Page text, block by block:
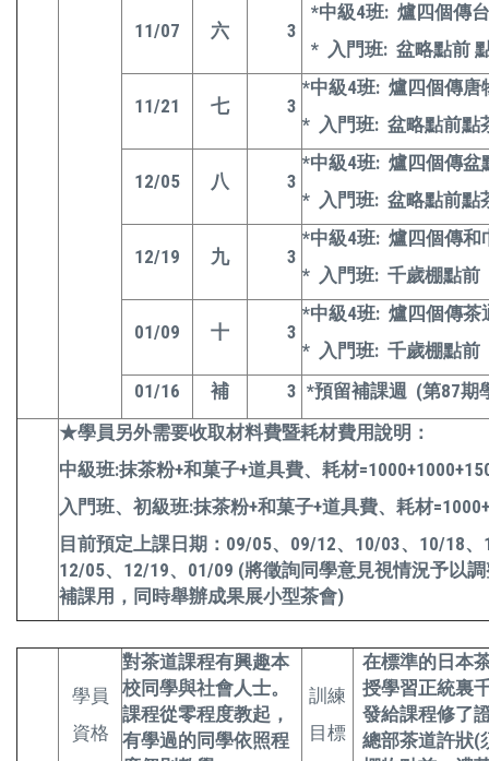
11/07 六 3
*中級4班: 爐四個傳
* 入門班: 盆略點前
11/21 七 3
*中級4班: 爐四個傳唐
* 入門班: 盆略點前點
12/05 八 3
*中級4班: 爐四個傳盆
* 入門班: 盆略點前點
12/19 九 3
*中級4班: 爐四個傳和
* 入門班: 千歲棚點前
01/09 十 3
*中級4班: 爐四個傳茶
* 入門班: 千歲棚點前
01/16
補 3 *預留補課週 (第87期
★學員另外需要收取材料費暨耗材費用說明：
中級班:抹茶粉+和菓子+道具費、耗材
入門班、初級班:抹茶粉+和菓子+道具費、耗材
目前預定上課日期：09/05、09/12、10/03、10/18
12/05、12/19、01/09 (將徵詢同學意見視情況予以
補課用，同時舉辦成果展小型茶會)
學員
資格
對茶道課程有興趣本
校同學與社會人士。
課程從零程度教起，
有學過的同學依照程
訓練
目標
在標準的日本
授學習正統裏
發給課程修了
總部茶道許狀(